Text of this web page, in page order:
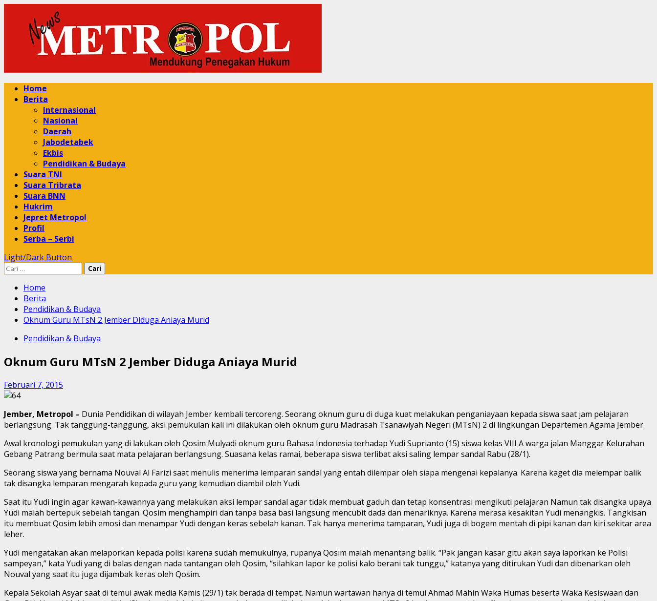
content
Primary
Menu
Home
Berita
Internasional
Nasional
Daerah
Jabodetabek
Ekbis
Pendidikan & Budaya
Suara TNI
Suara Tribrata
Suara BNN
Hukrim
Jepret Metropol
Profil
Serba – Serbi
Light/Dark Button
Cari
Home
Berita
Pendidikan & Budaya
Oknum Guru MTsN 2 Jember Diduga Aniaya Murid
Pendidikan & Budaya
Oknum Guru MTsN 2 Jember Diduga Aniaya Murid
Februari 7, 2015
Jember, Metropol – Dunia Pendidikan di wilayah Jember kembali tercoreng. Seorang oknum guru di duga kuat melakukan penganiayaan kepada siswa saat jam pelajaran
berlangsung. Tak tanggung-tanggung, aksi pemukulan kali ini dilakukan oleh oknum guru Madrasah Tsanawiyah Negeri (MTsN) 2 di lingkungan Departemen Agama Jember.
Awal kronologi pemukulan yang di lakukan oleh Qosim Mulyadi oknum guru Bahasa Indonesia terhadap Yudi Suprianto (15) siswa kelas VIII A warga jalan Manggar Kelurahan
Gebang Patrang bermula saat mata pelajaran berlangsung. Suasana kelas ramai, beberapa siswa terlibat aksi saling lempar sandal Rabu (28/1).
Seorang siswa yang bernama Nouval Al Farizi saat menulis menerima lemparan sandal yang entah dilempar oleh siapa mengenai kepalanya. Karena kaget dia melempar balik
tak disangka lemparan mengarah kepada guru yang kemudian diambil oleh Yudi.
Saat itu Yudi ingin agar kawan-kawannya yang melakukan aksi lempar sandal agar tidak membuat gaduh dan tetap konsentrasi mengikuti pelajaran Namun tak disangka upaya
Yudi malah bertepuk sebelah tangan. Qosim menghampiri dan tanpa basa basi langsung mencubit dada dan menariknya. Karena merasa kesakitan Yudi menangkis. Tangkisan
itu membuat Qosim lebih emosi dan menampar Yudi dengan keras sebelah kanan. Tak hanya menerima tamparan, Yudi juga di bogem mentah di pipi kanan dan kiri sekitar area
leher.
Yudi mengatakan akan melaporkan kepada polisi karena sudah memukulnya, rupanya Qosim malah menantang balik. “Pak jangan kasar gitu akan saya laporkan ke Polisi
sampeyan,” kata Yudi yang di balas dengan nada tantangan oleh Qosim, “silahkan lapor ke polisi kalo berani tak tunggu,” katanya yang ditirukan Yudi dan dibenarkan oleh
Nouval yang saat itu juga dijambak keras oleh Qosim.
Kepala Sekolah Asyar saat di temui awak media Kamis (29/1) tak berada di tempat. Namun wartawan hanya di temui Ahmad Mahin Waka Humas beserta Waka Kesiswaan dan